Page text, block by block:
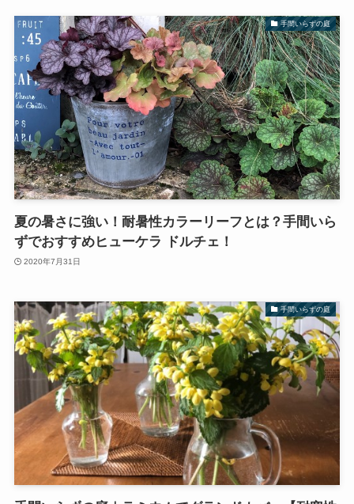
手間いらずの庭
夏の暑さに強い！耐暑性カラーリーフとは？手間いら
ずでおすすめヒューケラ ドルチェ！
2020年7月31日
手間いらずの庭